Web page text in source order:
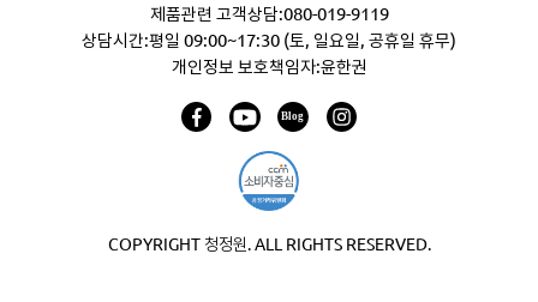
제품관련 고객상담:080-019-9119
상담시간:평일 09:00~17:30 (토, 일요일, 공휴일 휴무)
개인정보 보호책임자:윤한권
COPYRIGHT 청정원. ALL RIGHTS RESERVED.